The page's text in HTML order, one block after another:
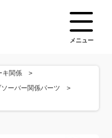
メニュー
キ関係
ーバー関係パーツ